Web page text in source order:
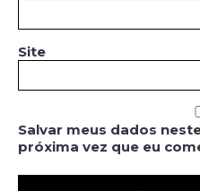
Site
Salvar meus dados
próxima vez que eu